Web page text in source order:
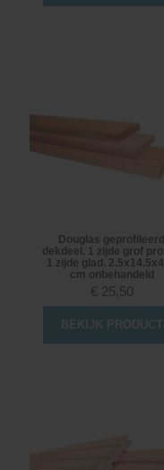
Douglas geprofileerd
dekdeel. 1 zijde grof
1 zijde glad.
cm onbehandeld
€ 25,50
BEKIJK PRODUCT